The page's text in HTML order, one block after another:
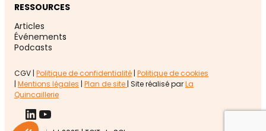
RESSOURCES
Articles
Événements
Podcasts
CGV | Politique de confidentialité | Politique de cookies
| Mentions légales | Plan de site | Site réalisé parLa
Quincaillerie
LinkedIn
YouTube